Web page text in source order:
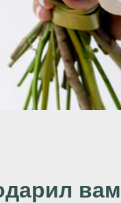
вам